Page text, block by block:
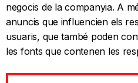
negocis de la companyia. A
anuncis que influencien els
usuaris, que també poden
les fonts que contenen les